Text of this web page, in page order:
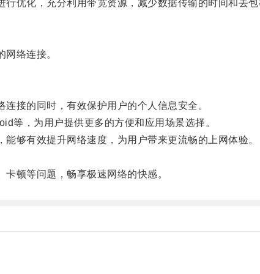
优化，充分利用带宽资源，减少数据传输的时间和丢
络连接。
接的同时，有效保护用户的个人信息安全。
，为用户提供更多的方便和应用场景选择。
有效提升网络速度，为用户带来更流畅的上网体验。
顿等问题，畅享极速网络的快感。